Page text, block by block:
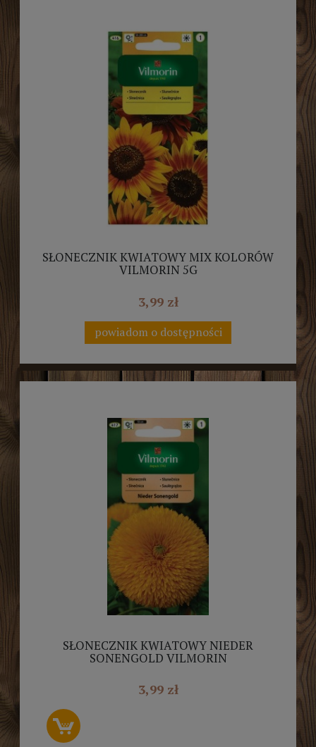
SŁONECZNIK KWIATOWY MIX KOLORÓW
VILMORIN 5G
3,99 zł
powiadom o dostępności
SŁONECZNIK KWIATOWY NIEDER
SONENGOLD VILMORIN
3,99 zł